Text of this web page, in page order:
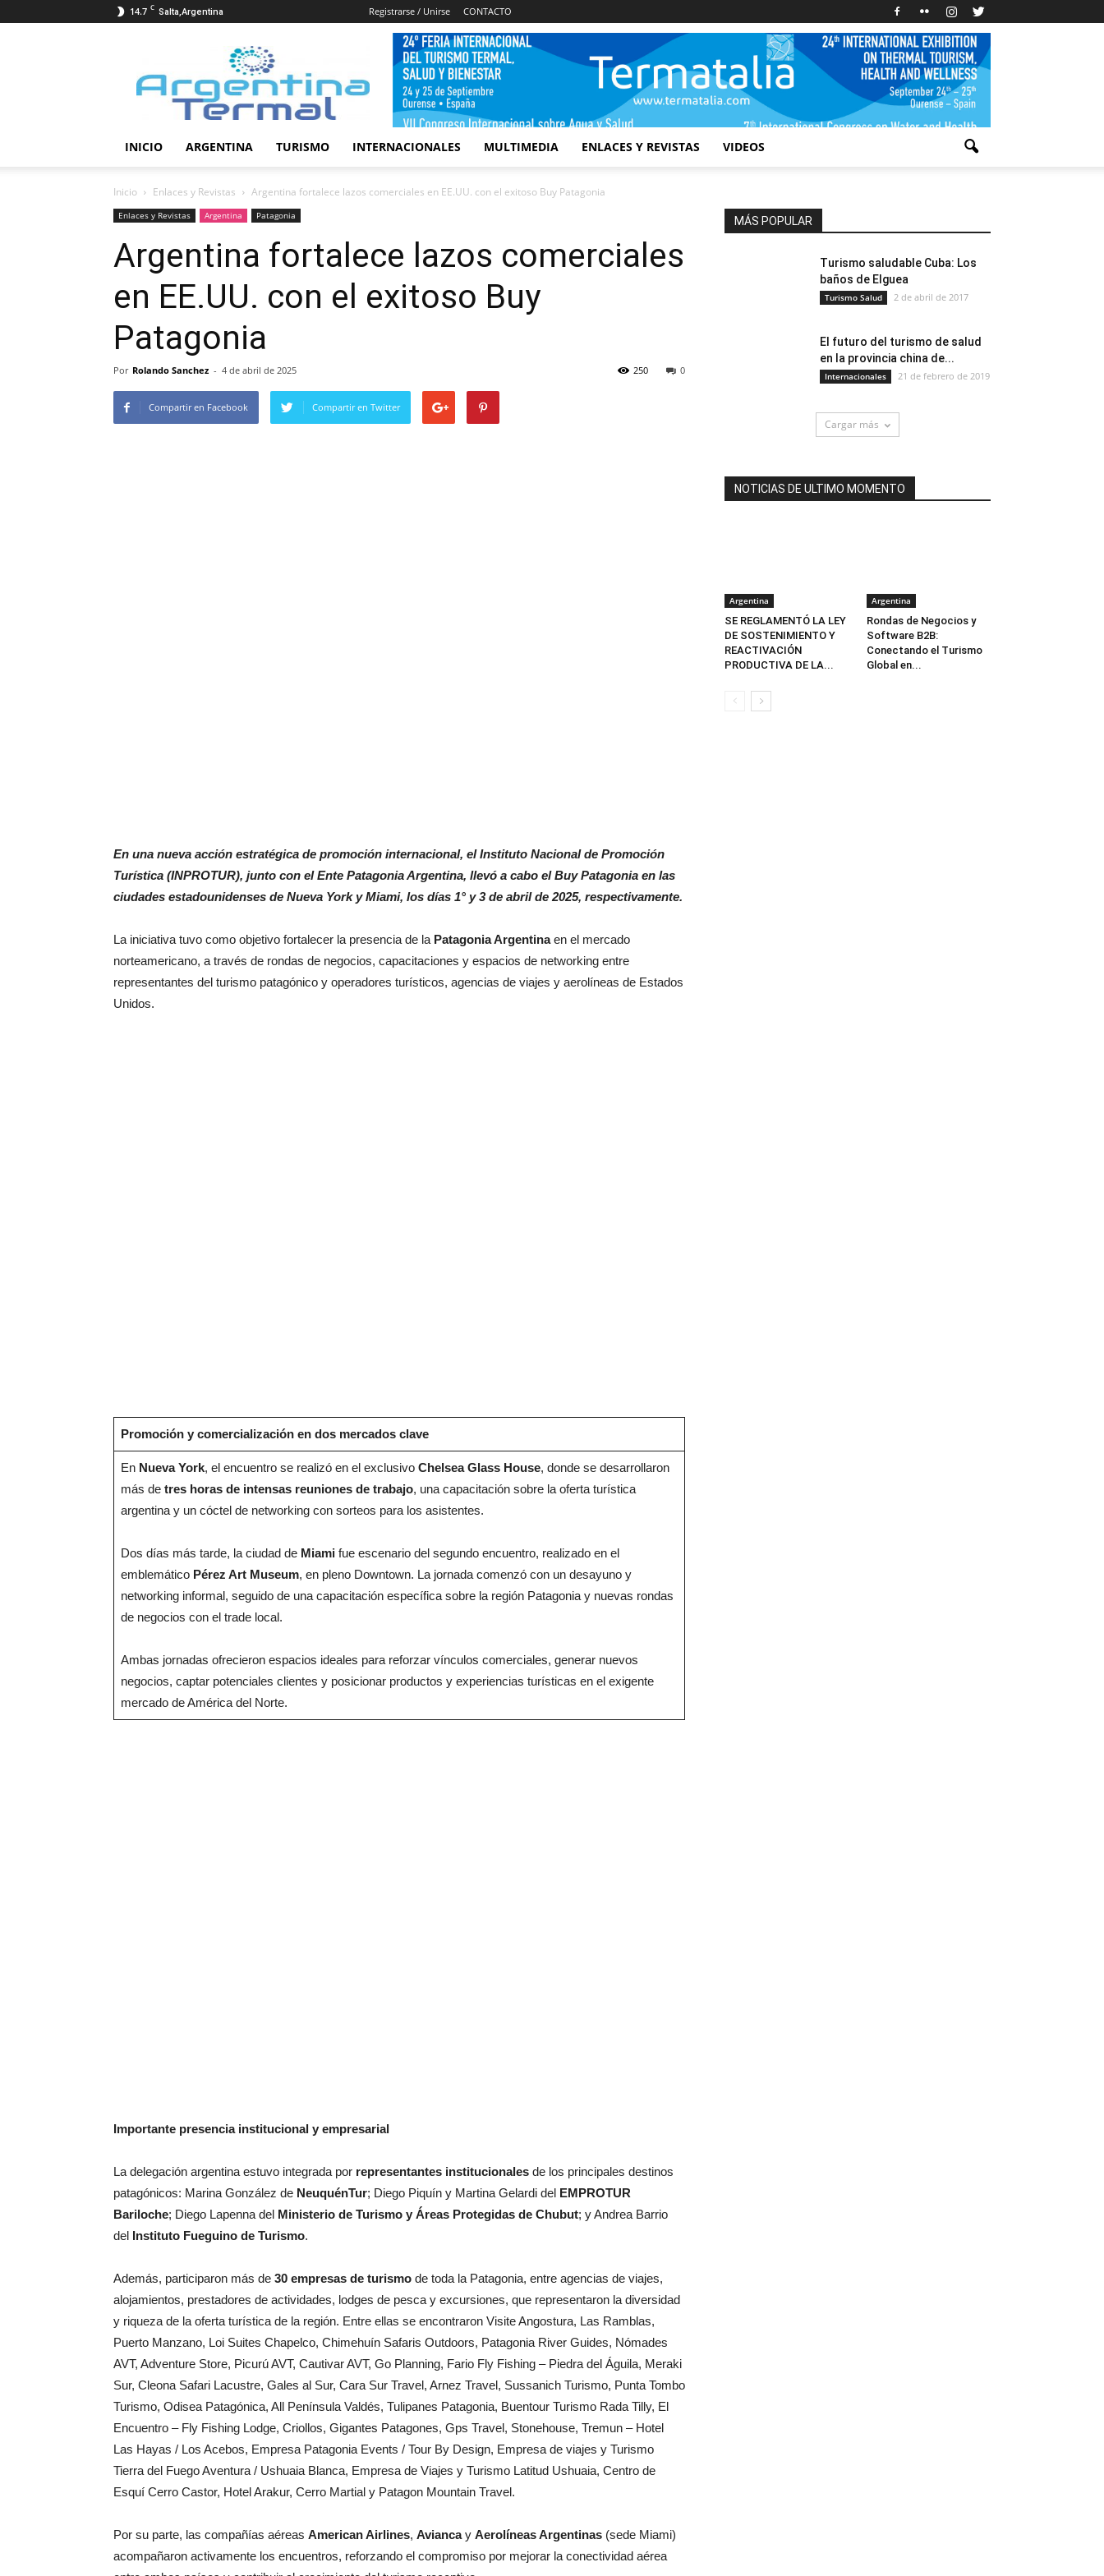
14.7 C Salta,Argentina Registrarse / Unirse CONTACTO
INICIO ARGENTINA TURISMO INTERNACIONALES MULTIMEDIA ENLACES Y REVISTAS VIDEOS
Inicio Enlaces y Revistas Argentina fortalece lazos comerciales en EE.UU. con el exitoso Buy Patagonia
Enlaces y Revistas Argentina Patagonia
Argentina fortalece lazos comerciales
en EE.UU. con el exitoso Buy
Patagonia
Por Rolando Sanchez - 4 de abril de 2025 0
250
Compartir en Facebook Compartir en Twitter
En una nueva acción estratégica de promoción internacional, el Instituto Nacional de Promoción
Turística (INPROTUR), junto con el Ente Patagonia Argentina, llevó a cabo el Buy Patagonia en las
ciudades estadounidenses de Nueva York y Miami, los días 1° y 3 de abril de 2025, respectivamente.
La iniciativa tuvo como objetivo fortalecer la presencia de la Patagonia Argentinaen el mercado
norteamericano, a través de rondas de negocios, capacitaciones y espacios de networking entre
representantes del turismo patagónico y operadores turísticos, agencias de viajes y aerolíneas de Estados
Unidos.
Promoción y comercialización en dos mercados clave
En Nueva York, el encuentro se realizó en el exclusivo Chelsea Glass House, donde se desarrollaron
más de tres horas de intensas reuniones de trabajo, una capacitación sobre la oferta turística
argentina y un cóctel de networking con sorteos para los asistentes.
Dos días más tarde, la ciudad de Miamifue escenario del segundo encuentro, realizado en el
emblemático Pérez Art Museum, en pleno Downtown. La jornada comenzó con un desayuno y
networking informal, seguido de una capacitación específica sobre la región Patagonia y nuevas rondas
de negocios con el trade local.
Ambas jornadas ofrecieron espacios ideales para reforzar vínculos comerciales, generar nuevos
negocios, captar potenciales clientes y posicionar productos y experiencias turísticas en el exigente
mercado de América del Norte.
Importante presencia institucional y empresarial
La delegación argentina estuvo integrada por representantes institucionales de los principales destinos
patagónicos: Marina González de NeuquénTur; Diego Piquín y Martina Gelardi del EMPROTUR
Bariloche; Diego Lapenna del Ministerio de Turismo y Áreas Protegidas de Chubut; y Andrea Barrio
del Instituto Fueguino de Turismo.
Además, participaron más de 30 empresas de turismo de toda la Patagonia, entre agencias de viajes,
alojamientos, prestadores de actividades, lodges de pesca y excursiones, que representaron la diversidad
y riqueza de la oferta turística de la región. Entre ellas se encontraron Visite Angostura, Las Ramblas,
Puerto Manzano, Loi Suites Chapelco, Chimehuín Safaris Outdoors, Patagonia River Guides, Nómades
AVT, Adventure Store, Picurú AVT, Cautivar AVT, Go Planning, Fario Fly Fishing – Piedra del Águila, Meraki
Sur, Cleona Safari Lacustre, Gales al Sur, Cara Sur Travel, Arnez Travel, Sussanich Turismo, Punta Tombo
Turismo, Odisea Patagónica, All Península Valdés, Tulipanes Patagonia, Buentour Turismo Rada Tilly, El
Encuentro – Fly Fishing Lodge, Criollos, Gigantes Patagones, Gps Travel, Stonehouse, Tremun – Hotel
Las Hayas / Los Acebos, Empresa Patagonia Events / Tour By Design, Empresa de viajes y Turismo
Tierra del Fuego Aventura / Ushuaia Blanca, Empresa de Viajes y Turismo Latitud Ushuaia, Centro de
Esquí Cerro Castor, Hotel Arakur, Cerro Martial y Patagon Mountain Travel.
Por su parte, las compañías aéreas American Airlines, Aviancay Aerolíneas Argentinas (sede Miami)
acompañaron activamente los encuentros, reforzando el compromiso por mejorar la conectividad aérea
MÁS POPULAR
Turismo saludable Cuba: Los
baños de Elguea
Turismo Salud 2 de abril de 2017
El futuro del turismo de salud
en la provincia china de...
Internacionales 21 de febrero de 2019
Cargar más
NOTICIAS DE ULTIMO MOMENTO
Argentina
SE REGLAMENTÓ LA LEY
DE SOSTENIMIENTO Y
REACTIVACIÓN
PRODUCTIVA DE LA...
Argentina
Rondas de Negocios y
Software B2B:
Conectando el Turismo
Global en...